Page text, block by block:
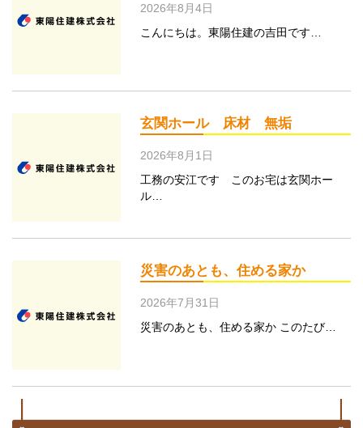
2026年8月4日
こんにちは。東陽住建の吉田です…
玄関ホール 床材 無垢
2026年8月1日
工務の安江です このお宅は玄関ホー
ル…
災害のあとも、住める家か
2026年7月31日
災害のあとも、住める家か このたび…